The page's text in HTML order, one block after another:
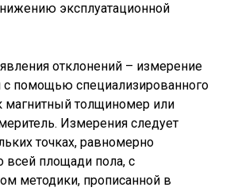
эксплуатационной
отклонений – измерение
помощью специализированного
магнитный толщиномер или
Измерения следует
точках, равномерно
всей площади пола, с
методики, прописанной в